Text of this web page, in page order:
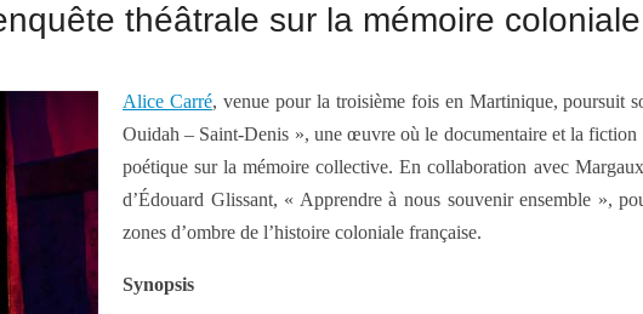
théâtrale sur la mémoire coloniale
Alice Carré, venue pour la troisième fois en Martinique, poursuit
Ouidah – Saint-Denis », une œuvre où le documentaire et la fiction
poétique sur la mémoire collective. En collaboration avec
d’Édouard Glissant, « Apprendre à nous souvenir ensemble »,
zones d’ombre de l’histoire coloniale française.
Synopsis